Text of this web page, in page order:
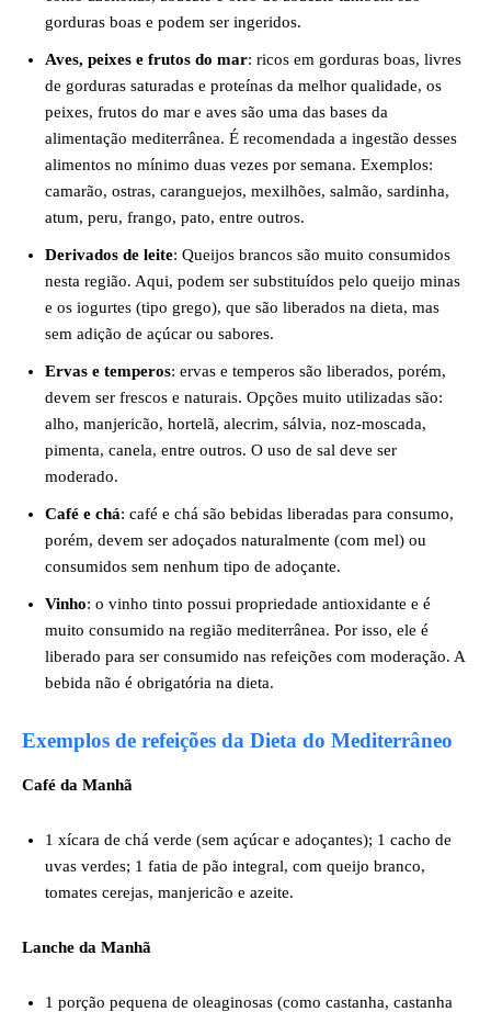
gorduras boas e podem ser ingeridos.
Aves, peixes e frutos do mar: ricos em gorduras boas, livres
de gorduras saturadas e proteínas da melhor qualidade, os
peixes, frutos do mar e aves são uma das bases da
alimentação mediterrânea. É recomendada a ingestão desses
alimentos no mínimo duas vezes por semana. Exemplos:
camarão, ostras, caranguejos, mexilhões, salmão, sardinha,
atum, peru, frango, pato, entre outros.
Derivados de leite: Queijos brancos são muito consumidos
nesta região. Aqui, podem ser substituídos pelo queijo minas
e os iogurtes (tipo grego), que são liberados na dieta, mas
sem adição de açúcar ou sabores.
Ervas e temperos: ervas e temperos são liberados, porém,
devem ser frescos e naturais. Opções muito utilizadas são:
alho, manjericão, hortelã, alecrim, sálvia, noz-moscada,
pimenta, canela, entre outros. O uso de sal deve ser
moderado.
Café e chá: café e chá são bebidas liberadas para consumo,
porém, devem ser adoçados naturalmente (com mel) ou
consumidos sem nenhum tipo de adoçante.
Vinho: o vinho tinto possui propriedade antioxidante e é
muito consumido na região mediterrânea. Por isso, ele é
liberado para ser consumido nas refeições com moderação. A
bebida não é obrigatória na dieta.
Exemplos de refeições da Dieta do Mediterrâneo
Café da Manhã
1 xícara de chá verde (sem açúcar e adoçantes); 1 cacho de
uvas verdes; 1 fatia de pão integral, com queijo branco,
tomates cerejas, manjericão e azeite.
Lanche da Manhã
1 porção pequena de oleaginosas (como castanha, castanha